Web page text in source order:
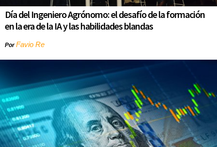
Día del Ingeniero Agrónomo: el desafío de la formación
en la era de la IA y las habilidades blandas
PorFavio Re